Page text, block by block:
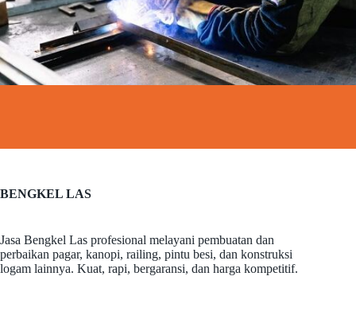
BENGKEL LAS
Jasa Bengkel Las profesional melayani pembuatan dan
perbaikan pagar, kanopi, railing, pintu besi, dan konstruksi
logam lainnya. Kuat, rapi, bergaransi, dan harga kompetitif.